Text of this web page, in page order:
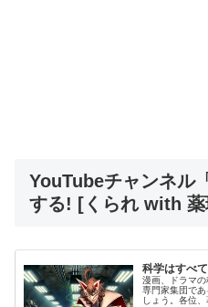
YouTubeチャンネル
する! [くられ with 薬
科学はすべ
漫画、ドラマの
専門家集団で
しょう。各位